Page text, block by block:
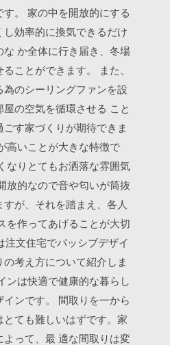
。
家の中を開放的にする
し効率的に換気できるだけ
な か全体に行き届き、冬場
ことができます。
また、
のシーリングファンを設
の空気を循環させる こと
す家づくりが期待できま
高いことが大きな特徴で
なりとてもお洒落な雰囲気
放的なので音や匂いが筒抜
が、それを踏まえ、各人
を作ってあげることが大切
注文住宅でパッシブデザイ
考え方について紹介しま
ンは快適で健康的な暮らし
ンです。
間取りを一から
ても難しいはずです。家
よって、最 適な間取りは変